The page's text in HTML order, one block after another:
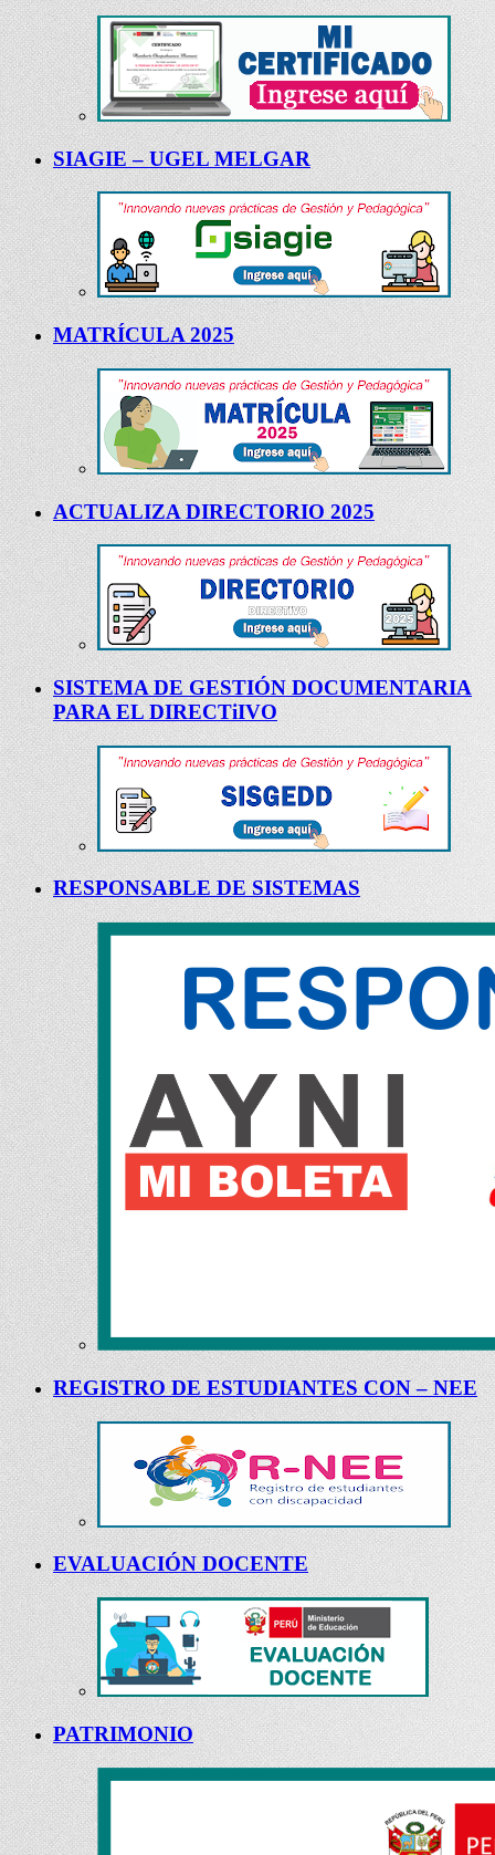
SIAGIE – UGEL MELGAR
MATRÍCULA 2025
ACTUALIZA DIRECTORIO 2025
SISTEMA DE GESTIÓN DOCUMENTARIA
PARA EL DIRECTiIVO
RESPONSABLE DE SISTEMAS
REGISTRO DE ESTUDIANTES CON – NEE
EVALUACIÓN DOCENTE
PATRIMONIO